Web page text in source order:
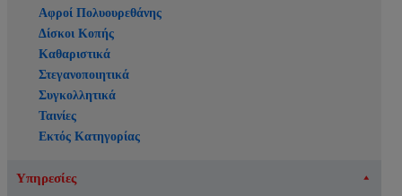
Αφροί Πολυουρεθάνης
Δίσκοι Κοπής
Καθαριστικά
Στεγανοποιητικά
Συγκολλητικά
Ταινίες
Εκτός Κατηγορίας
Υπηρεσίες